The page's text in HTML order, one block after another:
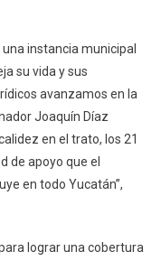
instancia municipal
su vida y sus
avanzamos en la
Joaquín Díaz
en el trato, los 21
de apoyo que el
en todo Yucatán”,
lograr una cobertura